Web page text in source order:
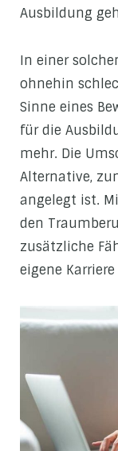
Ausbildung
In einer
ohnehin
Sinne eines
für die
mehr. Die
Alternative,
angelegt ist.
den
zusätzliche
eigene